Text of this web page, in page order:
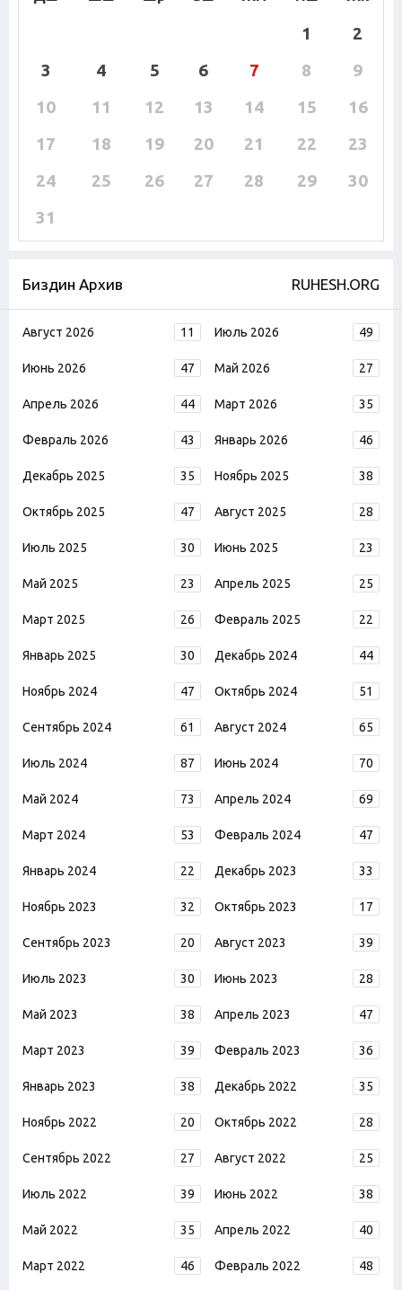
1
2
3
4 5 6 7 8
9
10
11 12 13 14 15
16
17
18 19 20 21 22
23
24
25 26 27 28 29
30
31
Биздин Архив RUHESH.ORG
Август 2026 11 Июль 2026 49
Июнь 2026 47 Май 2026 27
Апрель 2026 44 Март 2026 35
Февраль 2026 43 Январь 2026 46
Декабрь 2025 35 Ноябрь 2025 38
Октябрь 2025 47 Август 2025 28
Июль 2025 30 Июнь 2025 23
Май 2025 23 Апрель 2025 25
Март 2025 26 Февраль 2025 22
Январь 2025 30 Декабрь 2024 44
Ноябрь 2024 47 Октябрь 2024 51
Сентябрь 2024 61 Август 2024 65
Июль 2024 87 Июнь 2024 70
Май 2024 73 Апрель 2024 69
Март 2024 53 Февраль 2024 47
Январь 2024 22 Декабрь 2023 33
Ноябрь 2023 32 Октябрь 2023 17
Сентябрь 2023 20 Август 2023 39
Июль 2023 30 Июнь 2023 28
Май 2023 38 Апрель 2023 47
Март 2023 39 Февраль 2023 36
Январь 2023 38 Декабрь 2022 35
Ноябрь 2022 20 Октябрь 2022 28
Сентябрь 2022 27 Август 2022 25
Июль 2022 39 Июнь 2022 38
Май 2022 35 Апрель 2022 40
Март 2022 46 Февраль 2022 48